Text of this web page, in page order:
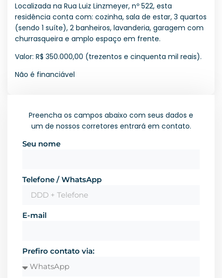
Localizada na Rua Luiz Linzmeyer, nº 522, esta
residência conta com: cozinha, sala de estar, 3 quartos
(sendo 1 suíte), 2 banheiros, lavanderia, garagem com
churrasqueira e amplo espaço em frente.
Valor: R$ 350.000,00 (trezentos e cinquenta mil reais).
Não é financiável
Preencha os campos abaixo com seus dados e
um de nossos corretores entrará em contato.
Seu nome
Telefone / WhatsApp
E-mail
Prefiro contato via: